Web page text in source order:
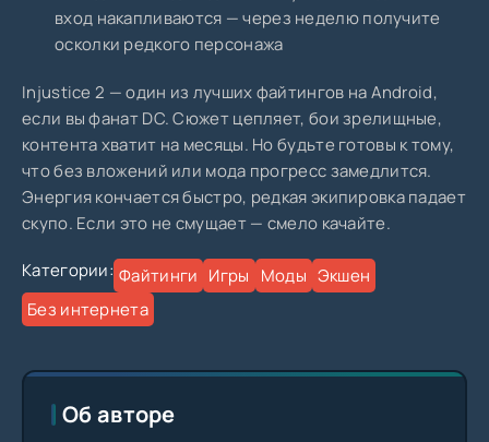
вход накапливаются — через неделю получите
осколки редкого персонажа
Injustice 2 — один из лучших файтингов на Android,
если вы фанат DC. Сюжет цепляет, бои зрелищные,
контента хватит на месяцы. Но будьте готовы к тому,
что без вложений или мода прогресс замедлится.
Энергия кончается быстро, редкая экипировка падает
скупо. Если это не смущает — смело качайте.
Категории: Файтинги Игры Моды Экшен
Без интернета
Об авторе